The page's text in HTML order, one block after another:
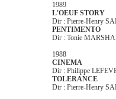
1989
L'OEUF STORY
Dir : Pierre-Henry
PENTIMENTO
Dir : Tonie
1988
CINEMA
Dir : Philippe
TOLERANCE
Dir : Pierre-Henry